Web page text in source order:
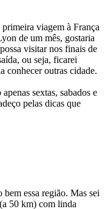
viagem à França
de um mês, gostaria
visitar nos finais de
ou seja, ficarei
conhecer outras cidade.
sextas, sabados e
pelas dicas que
essa região. Mas sei
50 km) com linda